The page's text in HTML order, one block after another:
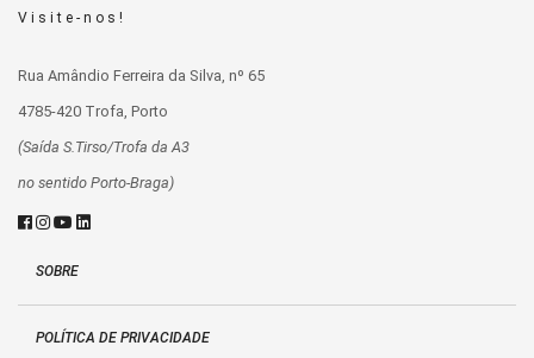
Visite-nos!
Rua Amândio Ferreira da Silva, nº 65
4785-420 Trofa, Porto
(Saída S.Tirso/Trofa da A3
no sentido Porto-Braga)
SOBRE
POLÍTICA DE PRIVACIDADE